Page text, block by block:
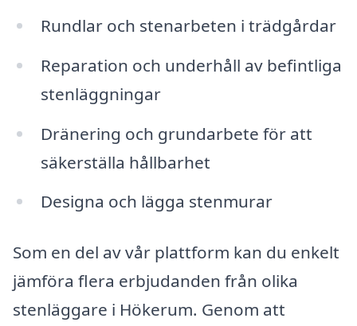
Rundlar och stenarbeten i trädgårdar
Reparation och underhåll av befintliga
stenläggningar
Dränering och grundarbete för att
säkerställa hållbarhet
Designa och lägga stenmurar
Som en del av vår plattform kan du enkelt
jämföra flera erbjudanden från olika
stenläggare i Hökerum. Genom att